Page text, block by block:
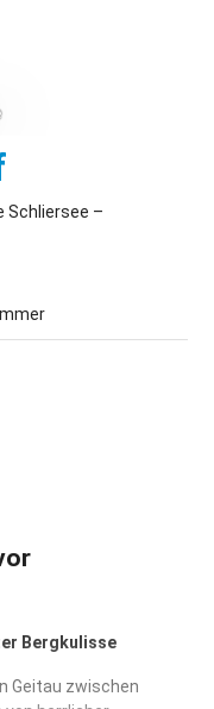
Schliersee –
Bergkulisse
Geitau zwischen